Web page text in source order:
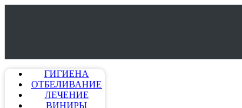
ГИГИЕНА
ОТБЕЛИВАНИЕ
ЛЕЧЕНИЕ
ВИНИРЫ